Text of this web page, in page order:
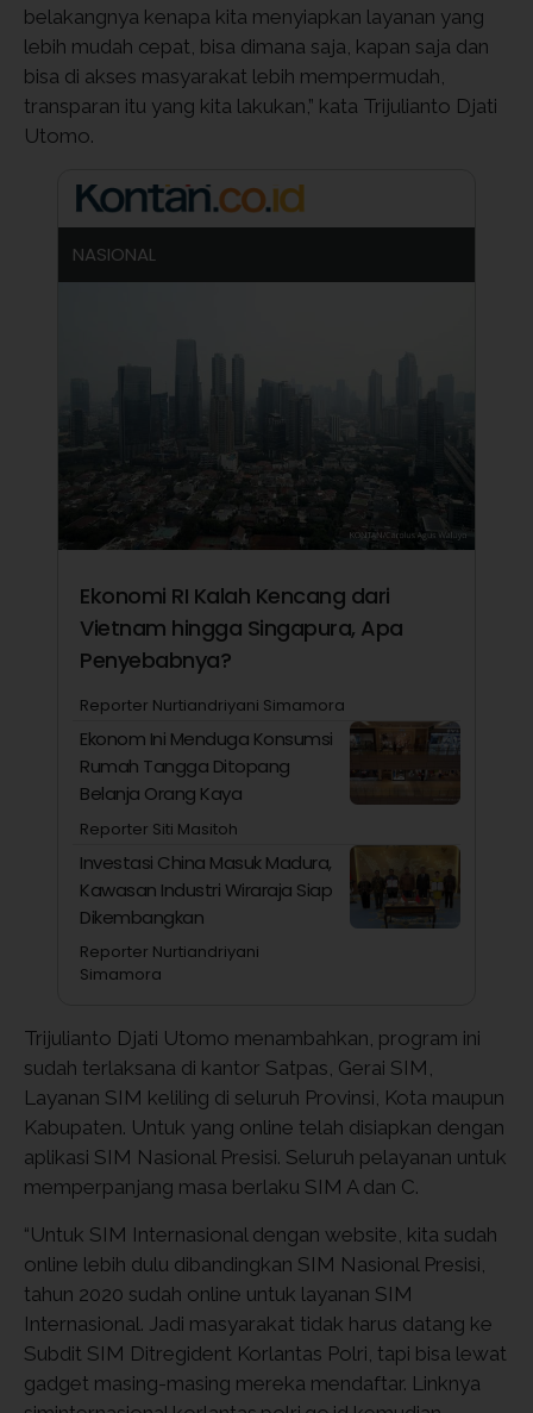
belakangnya kenapa kita menyiapkan layanan yang
lebih mudah cepat, bisa dimana saja, kapan saja dan
bisa di akses masyarakat lebih mempermudah,
transparan itu yang kita lakukan,” kata Trijulianto Djati
Utomo.
NASIONAL
Ekonomi RI Kalah Kencang dari
Vietnam hingga Singapura, Apa
Penyebabnya?
Reporter Nurtiandriyani Simamora
Ekonom Ini Menduga Konsumsi
Rumah Tangga Ditopang
Belanja Orang Kaya
Reporter Siti Masitoh
Investasi China Masuk Madura,
Kawasan Industri Wiraraja Siap
Dikembangkan
Reporter Nurtiandriyani
Simamora
Trijulianto Djati Utomo menambahkan, program ini
sudah terlaksana di kantor Satpas, Gerai SIM,
Layanan SIM keliling di seluruh Provinsi, Kota maupun
Kabupaten. Untuk yang online telah disiapkan dengan
aplikasi SIM Nasional Presisi. Seluruh pelayanan untuk
memperpanjang masa berlaku SIM A dan C.
“Untuk SIM Internasional dengan website, kita sudah
online lebih dulu dibandingkan SIM Nasional Presisi,
tahun 2020 sudah online untuk layanan SIM
Internasional. Jadi masyarakat tidak harus datang ke
Subdit SIM Ditregident Korlantas Polri, tapi bisa lewat
gadget masing-masing mereka mendaftar. Linknya